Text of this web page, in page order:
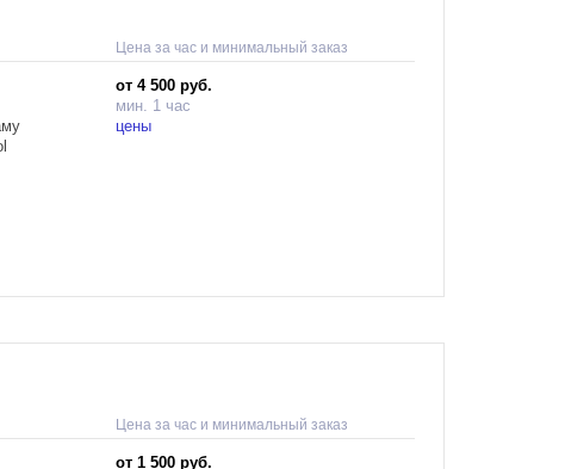
Цена за час и минимальный заказ
от 4 500 руб.
мин. 1 час
цены
Цена за час и минимальный заказ
от 1 500 руб.